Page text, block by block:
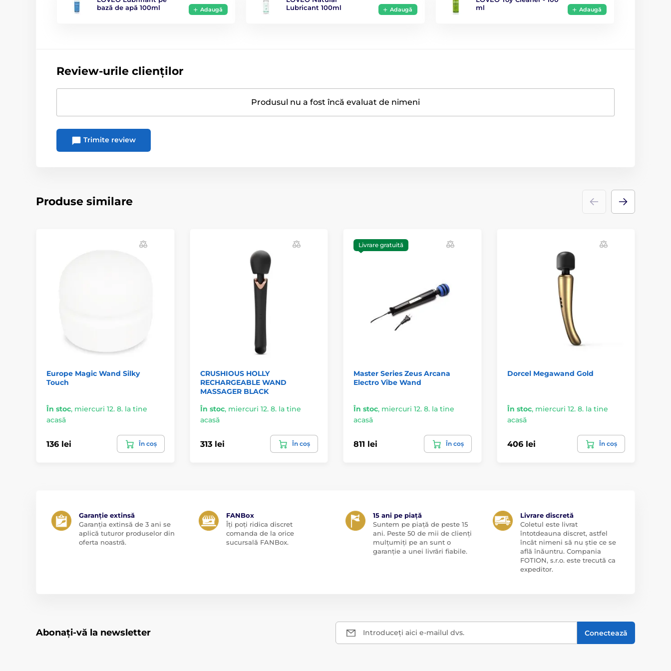
bază de apă 100ml
Adaugă
Lubricant 100ml
Adaugă
ml
Adaugă
Review-urile clienților
Produsul nu a fost încă evaluat de nimeni
Trimite review
Produse similare
Europe Magic Wand Silky
Touch
În stoc, miercuri 12. 8. la tine
acasă
136 lei În coș
CRUSHIOUS HOLLY
RECHARGEABLE WAND
MASSAGER BLACK
În stoc, miercuri 12. 8. la tine
acasă
313 lei În coș
Livrare gratuită
Master Series Zeus Arcana
Electro Vibe Wand
În stoc, miercuri 12. 8. la tine
acasă
811 lei În coș
Dorcel Megawand Gold
În stoc, miercuri 12. 8. la tine
acasă
406 lei În coș
Garanție extinsă
Garanția extinsă de 3 ani se
aplică tuturor produselor din
oferta noastră.
FANBox
Îți poți ridica discret
comanda de la orice
sucursală FANBox.
15 ani pe piață
Suntem pe piață de peste 15
ani. Peste 50 de mii de clienți
mulțumiți pe an sunt o
garanție a unei livrări fiabile.
Livrare discretă
Coletul este livrat
întotdeauna discret, astfel
încât nimeni să nu știe ce se
află înăuntru. Compania
FOTION, s.r.o. este trecută ca
expeditor.
Abonați-vă la newsletter Introduceți aici e-mailul dvs. Conectează